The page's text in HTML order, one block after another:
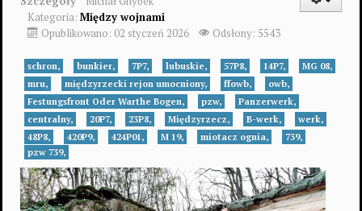
Kategoria: Między wojnami
Opublikowano: 02 styczeń 2026
Odsłony: 5543
schron, bunkier, 7P7, lubuskie, 57P8, 14P7,
MG 08,
mru,
międzyrzecki rejon umocniony, ffowb,
owb,
Festungsfront Oder Warthe Bogen,
pzw,
Panzerwerk,
centralny,
20P7, 23P8, Międzyrzecz, B-werk,
werk,
48P8,
420P9, 424P01, M 19, miotacz ognia,
739,
pzw 739,